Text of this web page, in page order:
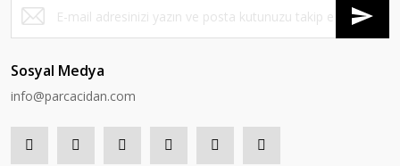
Sosyal Medya
info@parcacidan.com